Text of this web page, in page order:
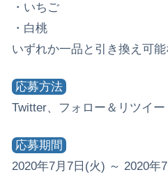
・いちご
・白桃
いずれか一品と引き換え可
応募方法
Twitter、フォロー＆リツイー
応募期間
2020年7月7日(火) ～ 2020年